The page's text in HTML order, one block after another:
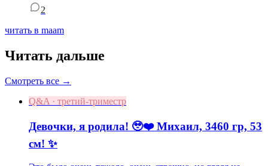
2
читать в maam
Читать дальше
Смотреть все →
Q&A · третий-триместр
Девочки, я родила! 🥹❤️ Михаил, 3460 гр, 53
см! ✨